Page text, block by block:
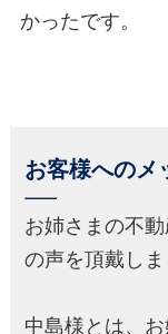
かったです。
お客様へのメ
お姉さまの不
の声を頂戴しま
中島様とは、